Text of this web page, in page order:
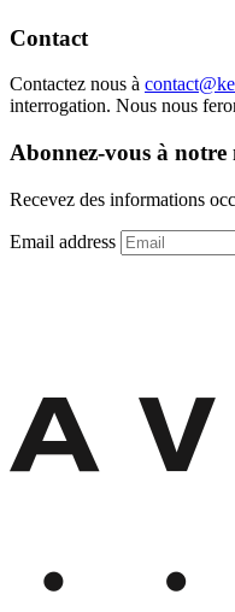
Contact
Contactez nous à
interrogation. Nous nous
Abonnez-vous à notre
Recevez des informations
Email address